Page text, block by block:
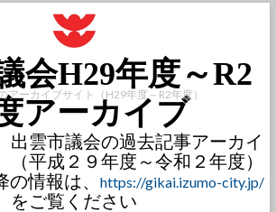
会H29年度～R2
アーカイブ
アーカイブサイト（H29年度～R2年度）
出雲市議会の過去記事アーカイ
（平成２９年度～令和２年度）
情報は、
https://gikai.izumo-city.jp/
をご覧ください